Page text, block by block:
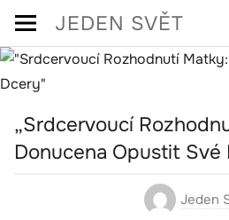
Skip
content
JEDEN SVĚT
„Srdcervoucí
Donucena Opustit Své
Jeden